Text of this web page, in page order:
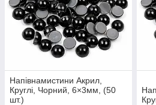
Напівнамистини Акрил,
Круглі, Чорний, 6×3мм, (50
шт.)